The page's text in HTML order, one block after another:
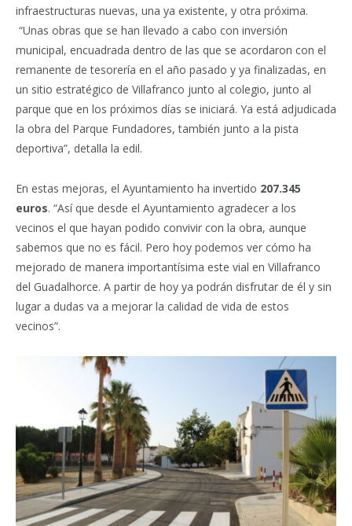
infraestructuras nuevas, una ya existente, y otra próxima.
“Unas obras que se han llevado a cabo con inversión
municipal, encuadrada dentro de las que se acordaron con el
remanente de tesorería en el año pasado y ya finalizadas, en
un sitio estratégico de Villafranco junto al colegio, junto al
parque que en los próximos días se iniciará. Ya está adjudicada
la obra del Parque Fundadores, también junto a la pista
deportiva”, detalla la edil.
En estas mejoras, el Ayuntamiento ha invertido 207.345
euros. “Así que desde el Ayuntamiento agradecer a los
vecinos el que hayan podido convivir con la obra, aunque
sabemos que no es fácil. Pero hoy podemos ver cómo ha
mejorado de manera importantísima este vial en Villafranco
del Guadalhorce. A partir de hoy ya podrán disfrutar de él y sin
lugar a dudas va a mejorar la calidad de vida de estos
vecinos”.